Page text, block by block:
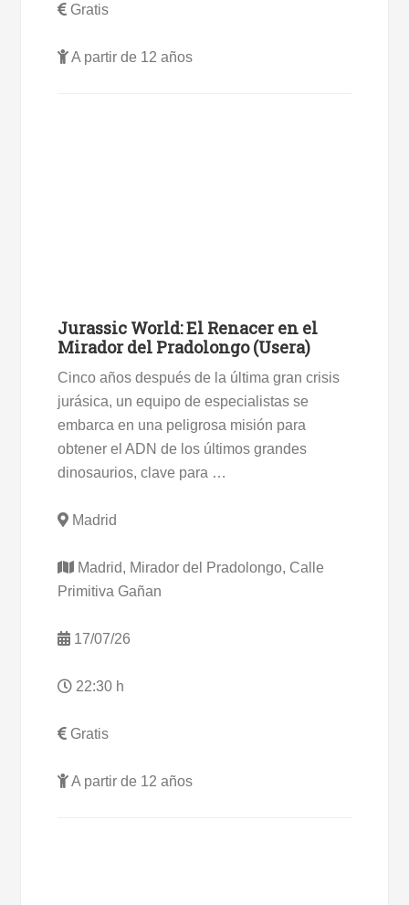
Gratis
A partir de 12 años
Jurassic World: El Renacer en el
Mirador del Pradolongo (Usera)
Cinco años después de la última gran crisis
jurásica, un equipo de especialistas se
embarca en una peligrosa misión para
obtener el ADN de los últimos grandes
dinosaurios, clave para …
Madrid
Madrid, Mirador del Pradolongo, Calle
Primitiva Gañan
17/07/26
22:30 h
Gratis
A partir de 12 años